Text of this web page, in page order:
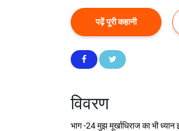
पढ़ें पूरी कहानी
विवरण
भाग -24 मुझ मूर्खाधिराज का भी